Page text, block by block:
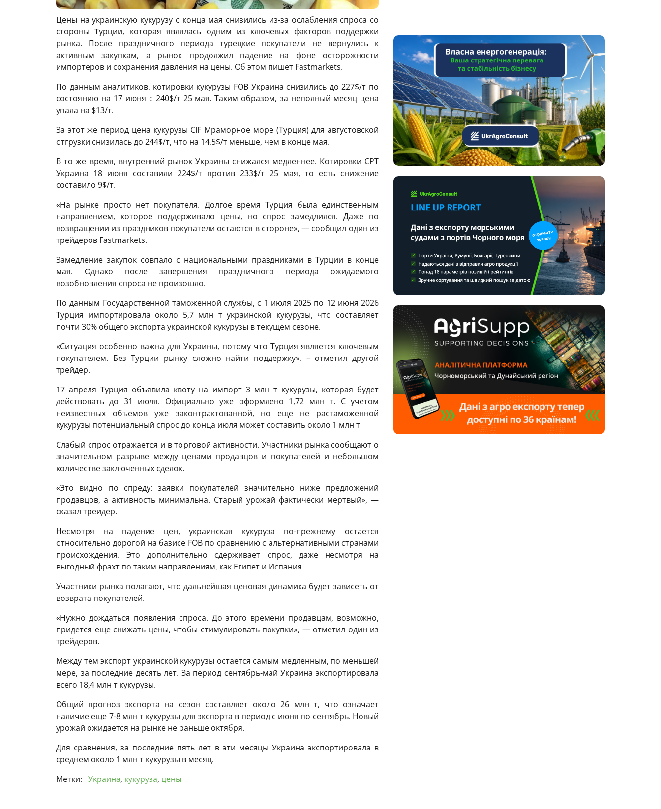
Цены на украинскую кукурузу с конца мая снизились из-за ослабления спроса со
стороны Турции, которая являлась одним из ключевых факторов поддержки
рынка. После праздничного периода турецкие покупатели не вернулись к
активным закупкам, а рынок продолжил падение на фоне осторожности
импортеров и сохранения давления на цены. Об этом пишет Fastmarkets.
По данным аналитиков, котировки кукурузы FOB Украина снизились до 227$/т по
состоянию на 17 июня с 240$/т 25 мая. Таким образом, за неполный месяц цена
упала на $13/т.
За этот же период цена кукурузы CIF Мраморное море (Турция) для августовской
отгрузки снизилась до 244$/т, что на 14,5$/т меньше, чем в конце мая.
В то же время, внутренний рынок Украины снижался медленнее. Котировки CPT
Украина 18 июня составили 224$/т против 233$/т 25 мая, то есть снижение
составило 9$/т.
«На рынке просто нет покупателя. Долгое время Турция была единственным
направлением, которое поддерживало цены, но спрос замедлился. Даже по
возвращении из праздников покупатели остаются в стороне», — сообщил один из
трейдеров Fastmarkets.
Замедление закупок совпало с национальными праздниками в Турции в конце
мая. Однако после завершения праздничного периода ожидаемого
возобновления спроса не произошло.
По данным Государственной таможенной службы, с 1 июля 2025 по 12 июня 2026
Турция импортировала около 5,7 млн ​​т украинской кукурузы, что составляет
почти 30% общего экспорта украинской кукурузы в текущем сезоне.
«Ситуация особенно важна для Украины, потому что Турция является ключевым
покупателем. Без Турции рынку сложно найти поддержку», – отметил другой
трейдер.
17 апреля Турция объявила квоту на импорт 3 млн т кукурузы, которая будет
действовать до 31 июля. Официально уже оформлено 1,72 млн т. С учетом
неизвестных объемов уже законтрактованной, но еще не растаможенной
кукурузы потенциальный спрос до конца июля может составить около 1 млн т.
Слабый спрос отражается и в торговой активности. Участники рынка сообщают о
значительном разрыве между ценами продавцов и покупателей и небольшом
количестве заключенных сделок.
«Это видно по спреду: заявки покупателей значительно ниже предложений
продавцов, а активность минимальна. Старый урожай фактически мертвый», —
сказал трейдер.
Несмотря на падение цен, украинская кукуруза по-прежнему остается
относительно дорогой на базисе FOB по сравнению с альтернативными странами
происхождения. Это дополнительно сдерживает спрос, даже несмотря на
выгодный фрахт по таким направлениям, как Египет и Испания.
Участники рынка полагают, что дальнейшая ценовая динамика будет зависеть от
возврата покупателей.
«Нужно дождаться появления спроса. До этого времени продавцам, возможно,
придется еще снижать цены, чтобы стимулировать покупки», — отметил один из
трейдеров.
Между тем экспорт украинской кукурузы остается самым медленным, по меньшей
мере, за последние десять лет. За период сентябрь-май Украина экспортировала
всего 18,4 млн т кукурузы.
Общий прогноз экспорта на сезон составляет около 26 млн т, что означает
наличие еще 7-8 млн т кукурузы для экспорта в период с июня по сентябрь. Новый
урожай ожидается на рынке не раньше октября.
Для сравнения, за последние пять лет в эти месяцы Украина экспортировала в
среднем около 1 млн т кукурузы в месяц.
Метки: Украина, кукуруза, цены